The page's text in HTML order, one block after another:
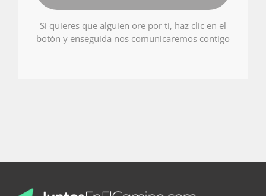
Si quieres que alguien ore por ti, haz clic en el
botón y enseguida nos comunicaremos contigo